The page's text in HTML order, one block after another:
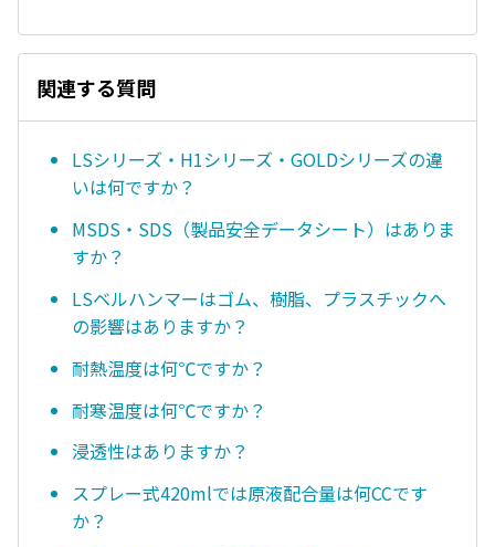
関連する質問
LSシリーズ・H1シリーズ・GOLDシリーズの違
いは何ですか？
MSDS・SDS（製品安全データシート）はありま
すか？
LSベルハンマーはゴム、樹脂、プラスチックへ
の影響はありますか？
耐熱温度は何℃ですか？
耐寒温度は何℃ですか？
浸透性はありますか？
スプレー式420mlでは原液配合量は何CCです
か？